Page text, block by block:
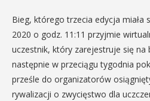
Bieg, którego trzecia edycja miała
2020 o godz. 11:11 przyjmie
uczestnik, który zarejestruje się na
następnie w przeciągu tygodnia
prześle do organizatorów
rywalizacji o zwycięstwo dla